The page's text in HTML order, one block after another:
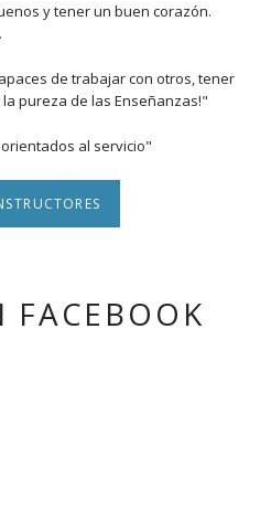
y tener un buen corazón.
de trabajar con otros, tener
pureza de las Enseñanzas!"
al servicio"
FACEBOOK